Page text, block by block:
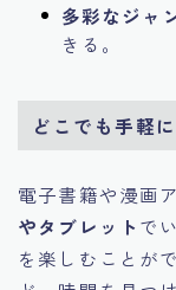
多彩なジャ
きる。
どこでも手軽
電子書籍や漫画
やタブレット で
を楽しむことが